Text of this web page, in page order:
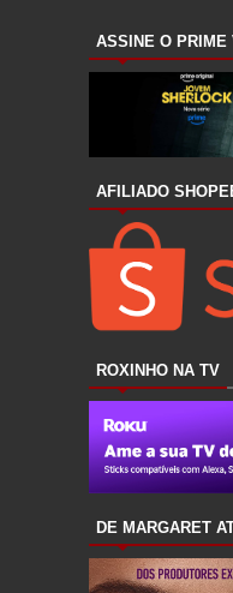
ASSINE O PRIME
AFILIADO
ROXINHO NA TV
DE MARGARET